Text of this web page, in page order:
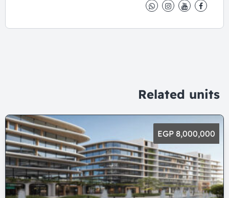
Related units
8,000,000 EGP